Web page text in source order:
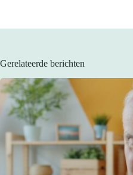
Gerelateerde berichten